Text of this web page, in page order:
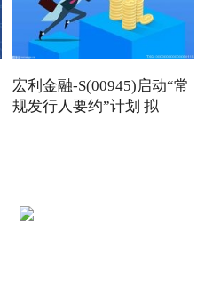
宏利金融-S(00945)启动“常
规发行人要约”计划 拟